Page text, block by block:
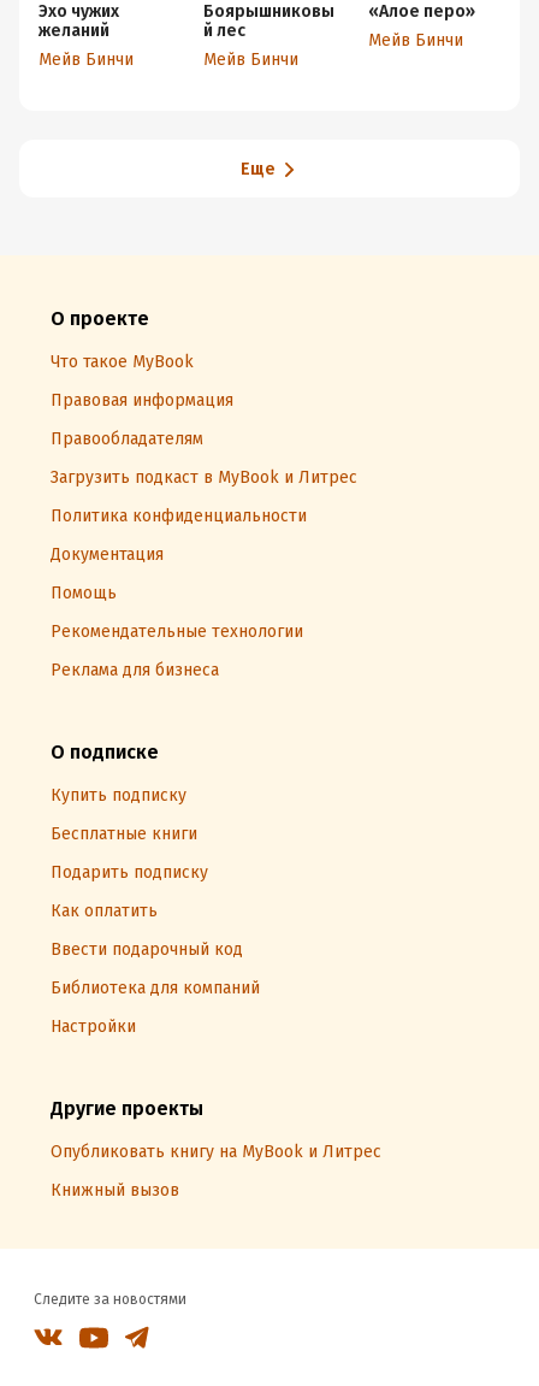
Эхо чужих
желаний
Мейв Бинчи
Боярышниковы
й лес
Мейв Бинчи
«Алое перо»
Мейв Бинчи
Еще
О проекте
Что такое MyBook
Правовая информация
Правообладателям
Загрузить подкаст в MyBook и Литрес
Политика конфиденциальности
Документация
Помощь
Рекомендательные технологии
Реклама для бизнеса
О подписке
Купить подписку
Бесплатные книги
Подарить подписку
Как оплатить
Ввести подарочный код
Библиотека для компаний
Настройки
Другие проекты
Опубликовать книгу на MyBook и Литрес
Книжный вызов
Следите за новостями